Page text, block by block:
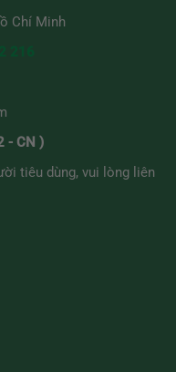
Chí Minh
- CN )
tiêu dùng, vui lòng liên